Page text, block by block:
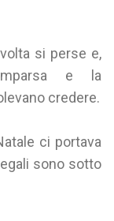
si perse e,
e la
credere.
ci portava
sono sotto